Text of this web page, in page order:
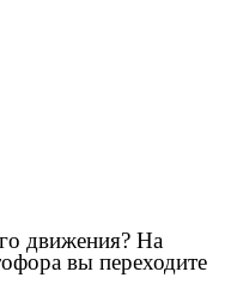
движения? На
вы переходите